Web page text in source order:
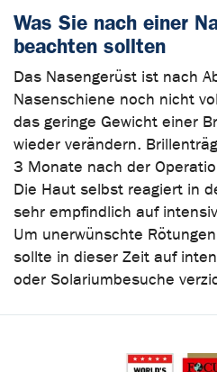
Was Sie nach einer
beachten sollten
Das Nasengerüst ist nach
Nasenschiene noch nicht
das geringe Gewicht einer
wieder verändern.
3 Monate nach der
Die Haut selbst reagiert in
sehr empfindlich auf
Um unerwünschte
sollte in dieser Zeit auf
oder Solariumbesuche